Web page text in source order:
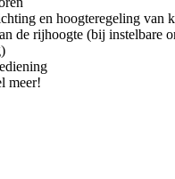
en hoogteregeling van
de rijhoogte (bij instelbare
meer!